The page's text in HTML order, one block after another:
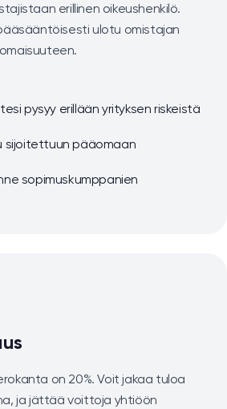
erillinen oikeushenkilö.
ulotu omistajan
pysyy erillään yrityksen riskeistä
sijoitettuun pääomaan
sopimuskumppanien
on 20%. Voit jakaa tuloa
ja jättää voittoja yhtiöön